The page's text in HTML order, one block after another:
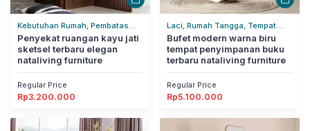
Kebutuhan Rumah, Pembatas
Ruangan, Rumah Tangga
Penyekat ruangan kayu jati
sketsel terbaru elegan
nataliving furniture
Regular Price
Rp3.200.000
Laci, Rumah Tangga, Tempat
Penyimpanan
Bufet modern warna biru
tempat penyimpanan buku
terbaru nataliving furniture
Regular Price
Rp5.100.000